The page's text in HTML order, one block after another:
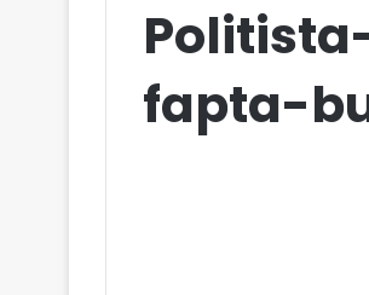
fapta-